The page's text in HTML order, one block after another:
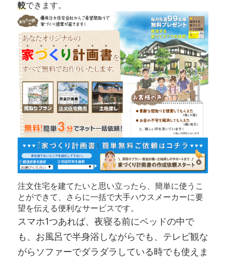
較できます。
注文住宅を建てたいと思い立ったら、簡単に使うこ
とができて、さらに一括で大手ハウスメーカーに要
望を伝える便利なサービスです。
スマホ1つあれば、夜寝る前にベッドの中で
も、お風呂で半身浴しながらでも、テレビ観な
がらソファーでダラダラしている時でも使えま